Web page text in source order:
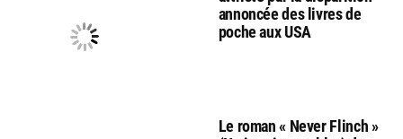
annoncée des livres de
poche aux USA
Le roman « Never Flinch »